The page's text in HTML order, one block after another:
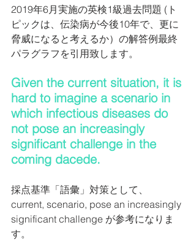
2019年6月実施の英検1級過去問題 (ト
ピックは、伝染病が今後10年で、更に
脅威になると考えるか）の解答例最終
パラグラフを引用致します。
Given the current situation, it is
hard to imagine a scenario in
which infectious diseases do
not pose an increasingly
significant challenge in the
coming dacede.
採点基準「語彙」対策として、
current, scenario, pose an increasingly
significant challenge が参考になりま
す。